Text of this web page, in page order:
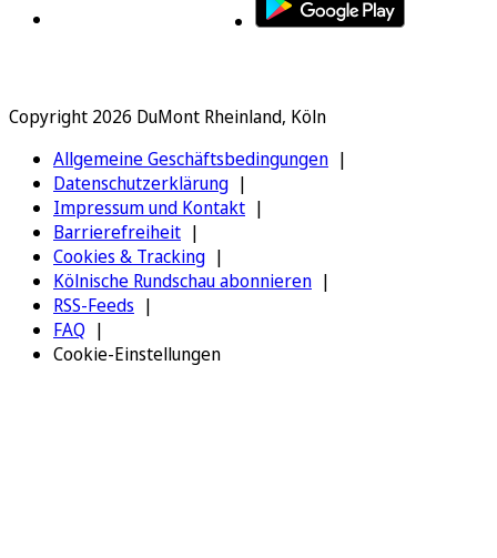
Copyright 2026 DuMont Rheinland, Köln
Allgemeine Geschäftsbedingungen
Datenschutzerklärung
Impressum und Kontakt
Barrierefreiheit
Cookies & Tracking
Kölnische Rundschau abonnieren
RSS-Feeds
FAQ
Cookie-Einstellungen